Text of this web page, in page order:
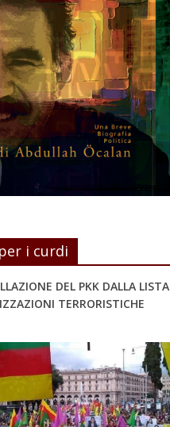
i curdi
DEL PKK DALLA LISTA
TERRORISTICHE